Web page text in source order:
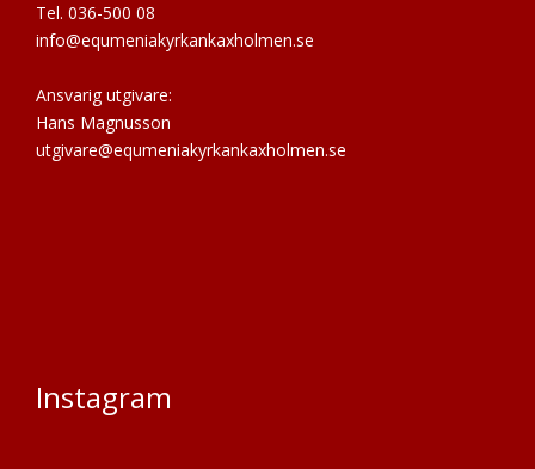
Tel. 036-500 08
info@equmeniakyrkankaxholmen.se
Ansvarig utgivare:
Hans Magnusson
utgivare@equmeniakyrkankaxholmen.se
Instagram